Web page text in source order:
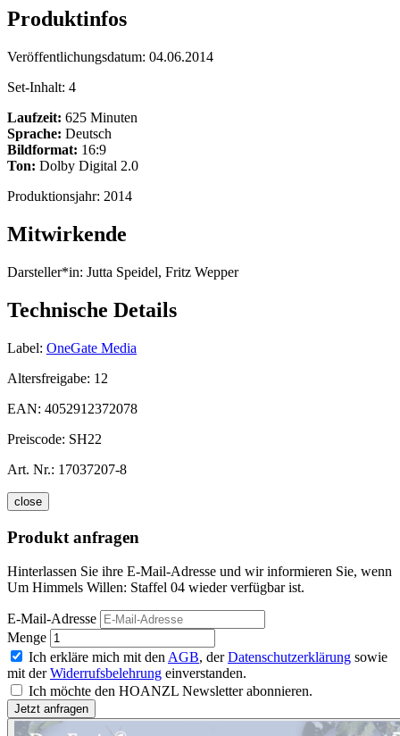
Produktinfos
Veröffentlichungsdatum: 04.06.2014
Set-Inhalt: 4
Laufzeit: 625 Minuten
Sprache: Deutsch
Bildformat: 16:9
Ton: Dolby Digital 2.0
Produktionsjahr: 2014
Mitwirkende
Darsteller*in: Jutta Speidel, Fritz Wepper
Technische Details
Label: OneGate Media
Altersfreigabe: 12
EAN: 4052912372078
Preiscode: SH22
Art. Nr.: 17037207-8
close
Produkt anfragen
Hinterlassen Sie ihre E-Mail-Adresse und wir informieren Sie, wenn
Um Himmels Willen: Staffel 04 wieder verfügbar ist.
E-Mail-Adresse
Menge
Ich erkläre mich mit den AGB, derDatenschutzerklärung sowie
mit derWiderrufsbelehrung einverstanden.
Ich möchte den HOANZL Newsletter abonnieren.